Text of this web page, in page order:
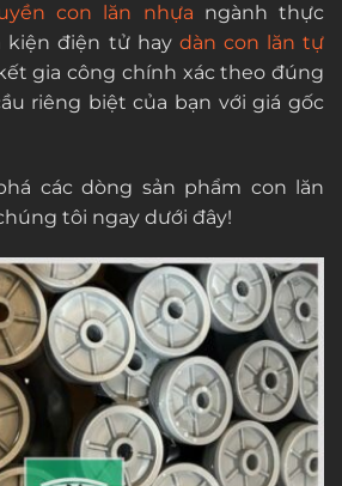
con lăn nhựa ngành thực
kiện điện tử hay dàn con lăn tự
gia công chính xác theo đúng
riêng biệt của bạn với giá gốc
các dòng sản phẩm con lăn
tôi ngay dưới đây!